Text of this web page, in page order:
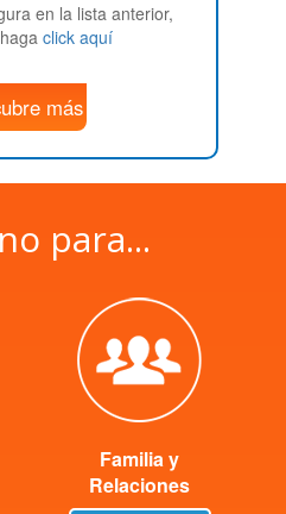
en la lista anterior,
click aquí
más
para...
Familia y
Relaciones